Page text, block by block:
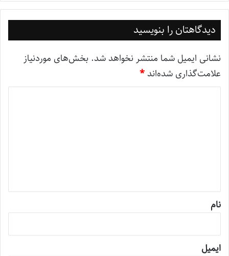
دیدگاهتان را بنویسید
نشانی ایمیل شما منتشر نخواهد شد. بخش‌های موردنیاز
علامت‌گذاری شده‌اند *
نام
ایمیل